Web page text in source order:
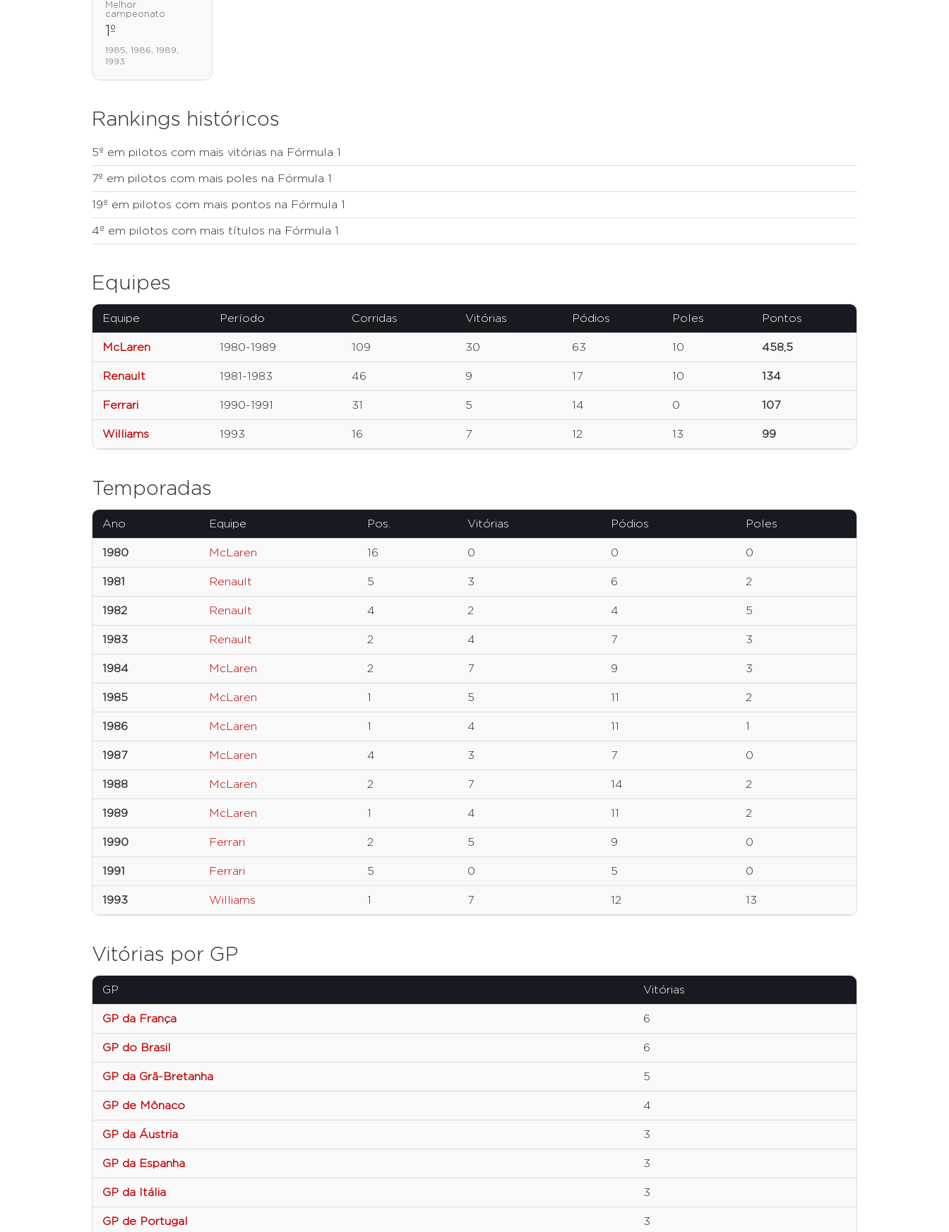
Melhor
campeonato
1º
1985, 1986, 1989,
1993
Rankings históricos
5º em pilotos com mais vitórias na Fórmula 1
7º em pilotos com mais poles na Fórmula 1
19º em pilotos com mais pontos na Fórmula 1
4º em pilotos com mais títulos na Fórmula 1
Equipes
Equipe Período Corridas Vitórias Pódios Poles Pontos
McLaren 1980-1989 109 30 63 10 458,5
Renault 1981-1983 46 9 17 10 134
Ferrari 1990-1991 31 5 14 0 107
Williams 1993 16 7 12 13 99
Temporadas
Ano Equipe Pos. Vitórias Pódios Poles
1980 McLaren 16 0 0 0
1981 Renault 5 3 6 2
1982 Renault 4 2 4 5
1983 Renault 2 4 7 3
1984 McLaren 2 7 9 3
1985 McLaren 1 5 11 2
1986 McLaren 1 4 11 1
1987 McLaren 4 3 7 0
1988 McLaren 2 7 14 2
1989 McLaren 1 4 11 2
1990 Ferrari 2 5 9 0
1991 Ferrari 5 0 5 0
1993 Williams 1 7 12 13
Vitórias por GP
GP Vitórias
GP da França 6
GP do Brasil 6
GP da Grã-Bretanha 5
GP de Mônaco 4
GP da Áustria 3
GP da Espanha 3
GP da Itália 3
GP de Portugal 3